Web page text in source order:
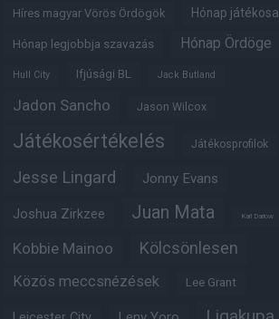
Híres magyar Vörös Ördögök Hónap játékosa
Hónap legjobbja szavazás Hónap Ördöge
Hull City Ifjúsági BL Jack Butland
Jadon Sancho Jason Wilcox
Játékosértékelés Játékosprofilok
Jesse Lingard Jonny Evans
Joshua Zirkzee Juan Mata Karl Darlow
Kobbie Mainoo Kölcsönlesen
Közös meccsnézések Lee Grant